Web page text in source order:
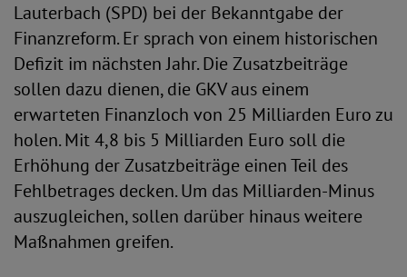
Lauterbach (SPD) bei der Bekanntgabe der
Finanzreform. Er sprach von einem historischen
Defizit im nächsten Jahr. Die Zusatzbeiträge
sollen dazu dienen, die GKV aus einem
erwarteten Finanzloch von 25 Milliarden Euro zu
holen. Mit 4,8 bis 5 Milliarden Euro soll die
Erhöhung der Zusatzbeiträge einen Teil des
Fehlbetrages decken. Um das Milliarden-Minus
auszugleichen, sollen darüber hinaus weitere
Maßnahmen greifen.